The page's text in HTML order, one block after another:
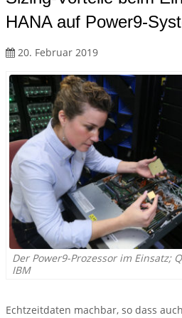
HANA auf Power9-
20. Februar 2019
Der Power9-Prozessor im Einsatz;
IBM
Echtzeitdaten machbar, so dass